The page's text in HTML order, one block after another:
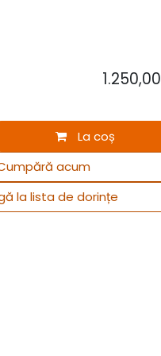
La coș
acum
la lista de dorințe
1.250,00